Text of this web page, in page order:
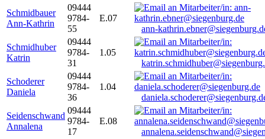
Schmidbauer
Ann-Kathrin
09444
9784-
55
E.07
ann-
Schmidhuber
Katrin
09444
9784-
31
1.05
Schoderer
Daniela
09444
9784-
36
1.04
Seidenschwand
Annalena
09444
9784-
17
E.08